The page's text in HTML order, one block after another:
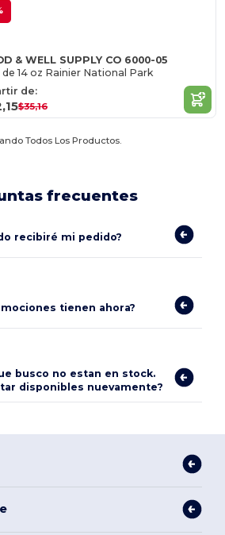
& WELL SUPPLY CO 6000-05
de 14 oz Rainier National Park
de:
$35,16
Todos Los Productos.
frecuentes
recibiré mi pedido?
tienen ahora?
busco no estan en stock.
disponibles nuevamente?